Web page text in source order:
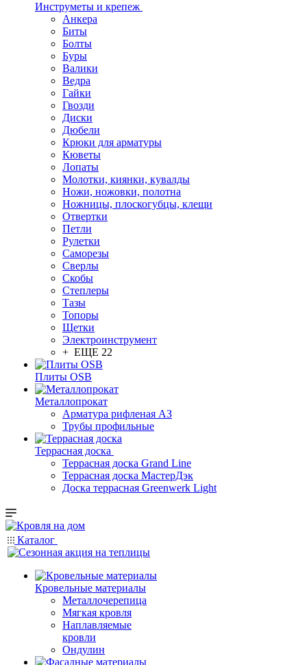
Инструметы и крепеж
Анкера
Биты
Болты
Буры
Валики
Ведра
Гайки
Гвозди
Диски
Дюбели
Крюки для арматуры
Кюветы
Лопаты
Молотки, киянки, кувалды
Ножи, ножовки, полотна
Ножницы, плоскогубцы, клещи
Отвертки
Петли
Рулетки
Саморезы
Сверлы
Скобы
Степлеры
Тазы
Топоры
Щетки
Электроинструмент
+ ЕЩЕ 22
Плиты OSB
Металлопрокат
Арматура рифленая АЗ
Трубы профильные
Террасная доска
Террасная доска Grand Line
Террасная доска МастерДэк
Доска террасная Greenwerk Light
Каталог
Кровельные материалы
Металлочерепица
Мягкая кровля
Наплавляемые
кровли
Ондулин